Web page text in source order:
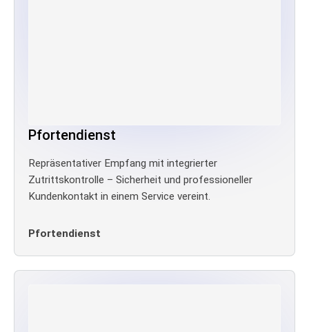
Pfortendienst
Repräsentativer Empfang mit integrierter
Zutrittskontrolle – Sicherheit und professioneller
Kundenkontakt in einem Service vereint.
Pfortendienst